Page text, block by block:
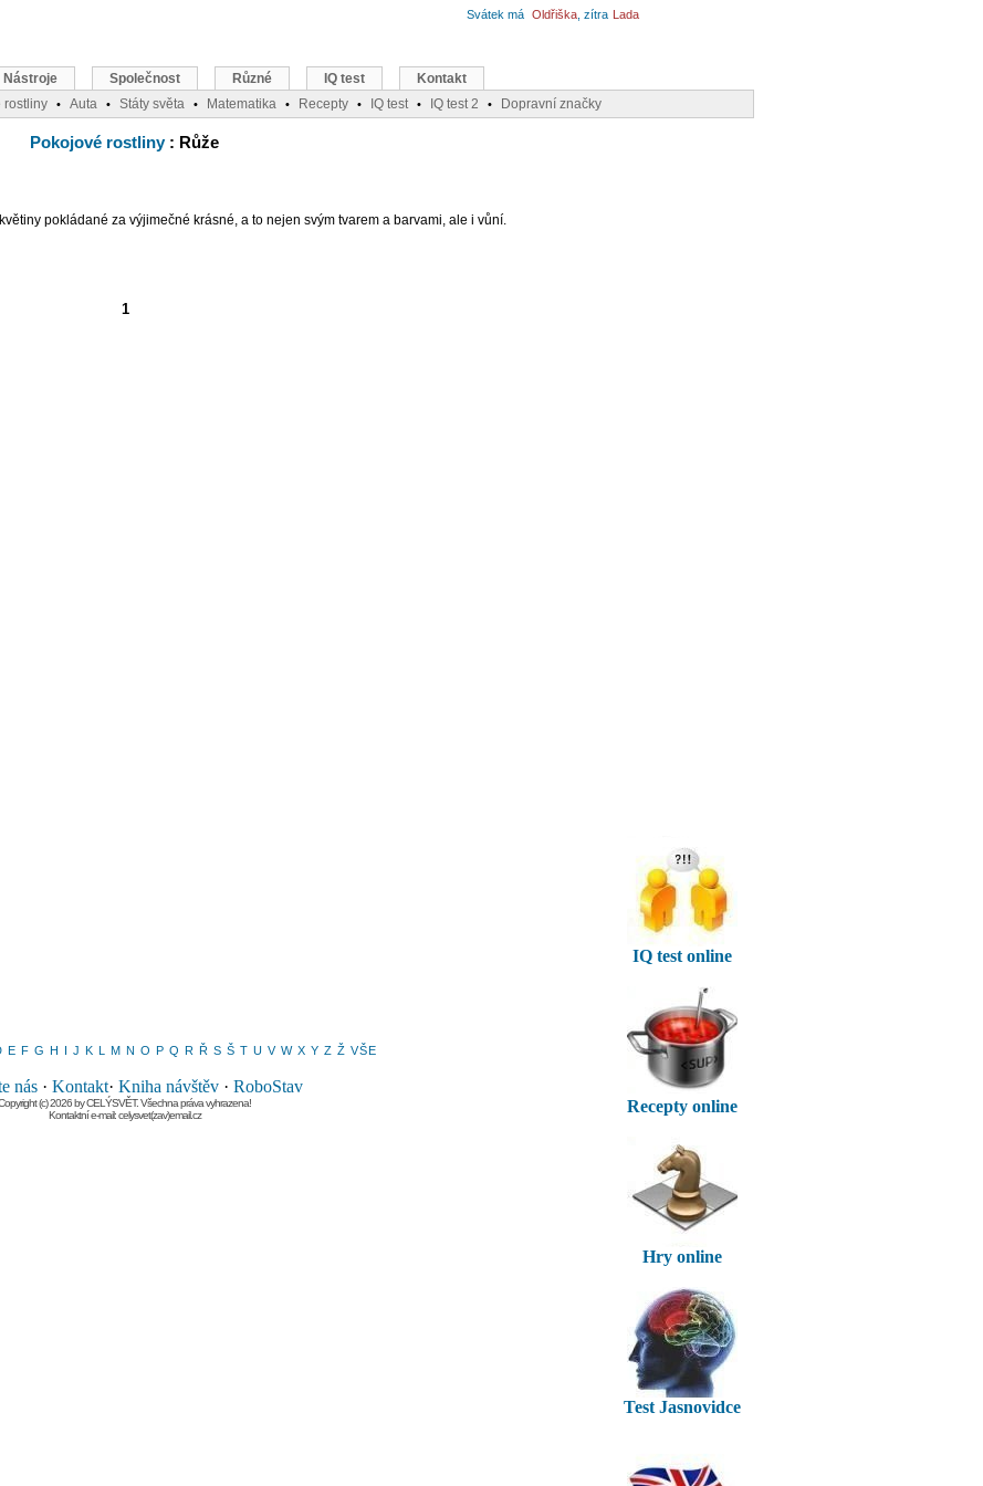
Pokojové rostliny: Růže
pokládané za výjimečné krásné, a to nejen svým tvarem a barvami, ale i vůní.
1
E F G H I J K L M N O P Q R Ř S Š T U V W X Y Z Ž VŠE
nás· Kontakt· Kniha návštěv· RoboStav
(c) 2026 by CELÝSVĚT. Všechna práva vyhrazena!
Kontaktní e-mail: celysvet(zav)email.cz
IQ test online
Recepty online
Hry online
Test Jasnovidce
Svátek má Oldřiška , zítra Lada
Nástroje Společnost Různé IQ test
Kontakt
rostliny • Auta • Státy světa • Matematika • Recepty • IQ test • IQ test 2 • Dopravní značky